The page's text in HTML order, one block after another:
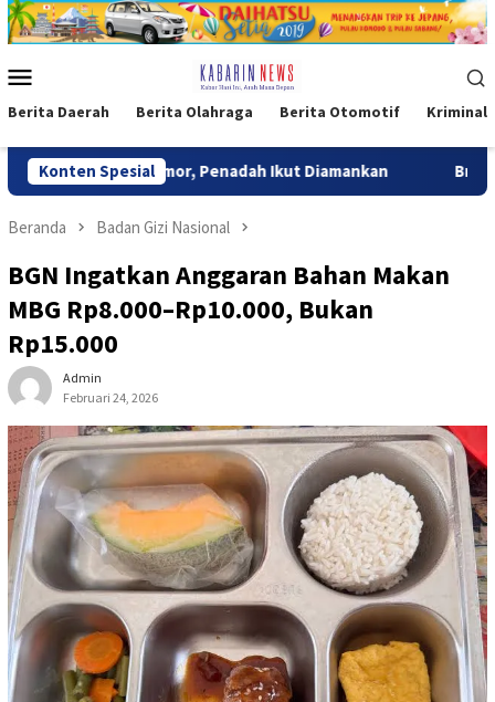
Loncat
ke
Mobile
Berita Daerah Berita Olahraga Berita Otomotif Kriminal
Konten Spesial
Curanmor, Penadah Ikut Diamankan Brimob Polda
Beranda Badan Gizi Nasional
BGN Ingatkan Anggaran Bahan Makan
MBG Rp8.000–Rp10.000, Bukan
Rp15.000
Admin
Februari 24, 2026